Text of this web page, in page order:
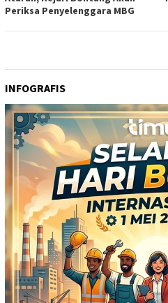
Periksa Penyelenggara MBG
INFOGRAFIS